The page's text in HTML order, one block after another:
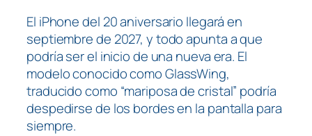
El iPhone del 20 aniversario llegará en
septiembre de 2027, y todo apunta a que
podría ser el inicio de una nueva era. El
modelo conocido como GlassWing,
traducido como “mariposa de cristal” podría
despedirse de los bordes en la pantalla para
siempre.